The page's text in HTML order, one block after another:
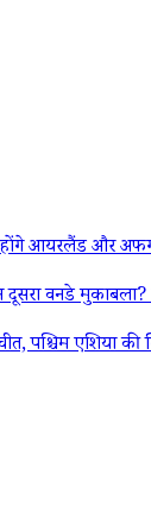
और
मुकाबला?
एशिया की